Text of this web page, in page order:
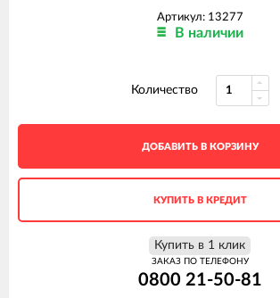
Артикул: 13277
В наличии
Количество
ДОБАВИТЬ В КОРЗИНУ
КУПИТЬ В КРЕДИТ
Купить в 1 клик
ЗАКАЗ ПО ТЕЛЕФОНУ
0800 21-50-81